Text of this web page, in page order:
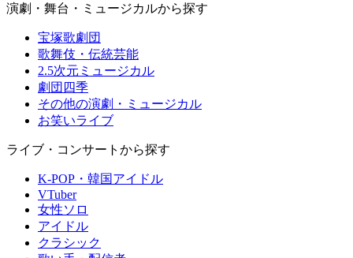
演劇・舞台・ミュージカルから探す
宝塚歌劇団
歌舞伎・伝統芸能
2.5次元ミュージカル
劇団四季
その他の演劇・ミュージカル
お笑いライブ
ライブ・コンサートから探す
K-POP・韓国アイドル
VTuber
女性ソロ
アイドル
クラシック